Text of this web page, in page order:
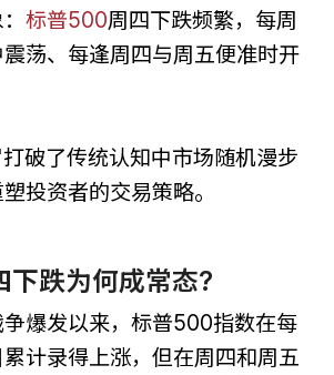
标普500周四下跌频繁，每周
荡、每逢周四与周五便准时开
破了传统认知中市场随机漫步
投资者的交易策略。
跌为何成常态?
爆发以来，标普500指数在每
计录得上涨，但在周四和周五